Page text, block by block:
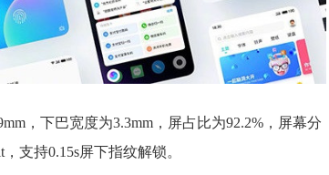
，下巴宽度为3.3mm，屏占比为92.2%，屏幕分
支持0.15s屏下指纹解锁。